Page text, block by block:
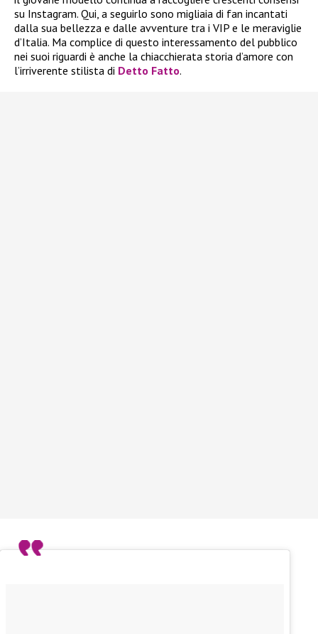
su Instagram. Qui, a seguirlo sono migliaia di fan incantati
dalla sua bellezza e dalle avventure tra i VIP e le meraviglie
d’Italia. Ma complice di questo interessamento del pubblico
nei suoi riguardi è anche la chiacchierata storia d’amore con
l’irriverente stilista di Detto Fatto.